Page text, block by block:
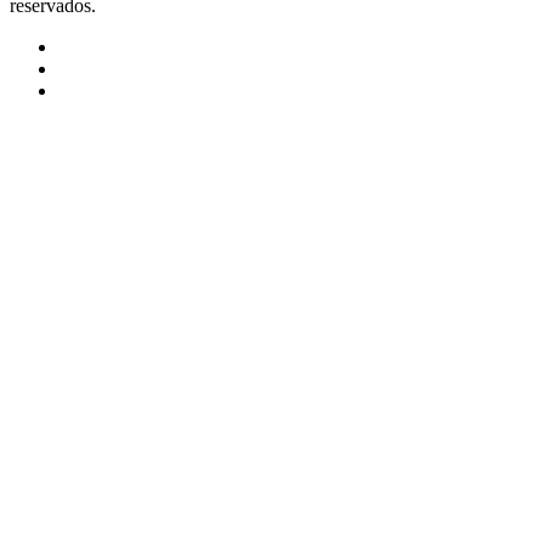
reservados.